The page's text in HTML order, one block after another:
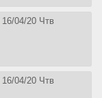
16/04/20 Чтв
16/04/20 Чтв